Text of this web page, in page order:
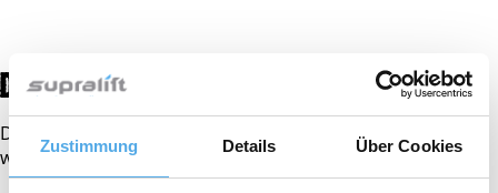
Zustimmung Details Über Cookies
DER PRÜFUNG
Die Ergebnisse der UVV-Prüfung müssen dokumentiert
werden.